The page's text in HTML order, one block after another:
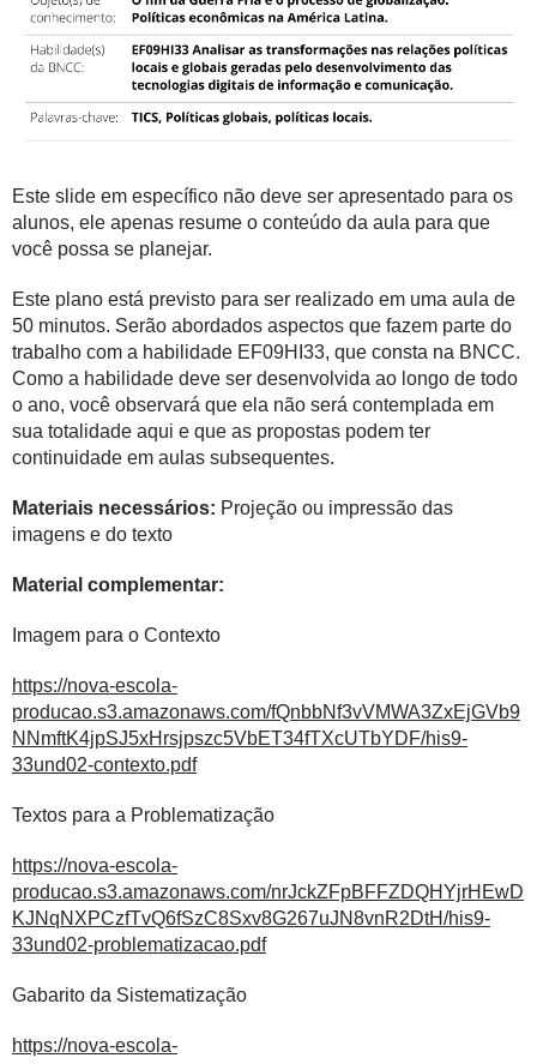
Este slide em específico não deve ser apresentado para os
alunos, ele apenas resume o conteúdo da aula para que
você possa se planejar.
Este plano está previsto para ser realizado em uma aula de
50 minutos. Serão abordados aspectos que fazem parte do
trabalho com a habilidade EF09HI33, que consta na BNCC.
Como a habilidade deve ser desenvolvida ao longo de todo
o ano, você observará que ela não será contemplada em
sua totalidade aqui e que as propostas podem ter
continuidade em aulas subsequentes.
Materiais necessários: Projeção ou impressão das
imagens e do texto
Material complementar:
Imagem para o Contexto
https://nova-escola-
producao.s3.amazonaws.com/fQnbbNf3vVMWA3ZxEjGVb9
NNmftK4jpSJ5xHrsjpszc5VbET34fTXcUTbYDF/his9-
33und02-contexto.pdf
Textos para a Problematização
https://nova-escola-
producao.s3.amazonaws.com/nrJckZFpBFFZDQHYjrHEwD
KJNqNXPCzfTvQ6fSzC8Sxv8G267uJN8vnR2DtH/his9-
33und02-problematizacao.pdf
Gabarito da Sistematização
https://nova-escola-